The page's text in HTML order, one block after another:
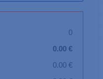
0
0.00 €
0.00 €